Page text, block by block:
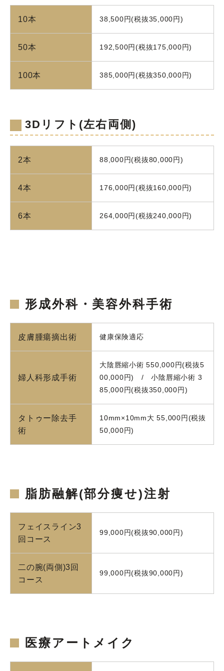
10本 38,500円(税抜35,000円)
50本 192,500円(税抜175,000円)
100本 385,000円(税抜350,000円)
3Dリフト(左右両側)
2本 88,000円(税抜80,000円)
4本 176,000円(税抜160,000円)
6本 264,000円(税抜240,000円)
形成外科・美容外科手術
皮膚腫瘍摘出術 健康保険適応
婦人科形成手術
大陰唇縮小術 550,000円(税抜5
00,000円) / 小陰唇縮小術 3
85,000円(税抜350,000円)
タトゥー除去手
術
10mm×10mm大 55,000円(税抜
50,000円)
脂肪融解(部分痩せ)注射
フェイスライン3
回コース
99,000円(税抜90,000円)
二の腕(両側)3回
コース
99,000円(税抜90,000円)
医療アートメイク